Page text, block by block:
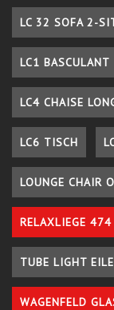
LC 32 SOFA 2-
LC1 BASCULANT
LC4 CHAISE
LC6 TISCH
LOUNGE CHAIR
RELAXLIEGE 474
TUBE LIGHT
WAGENFELD